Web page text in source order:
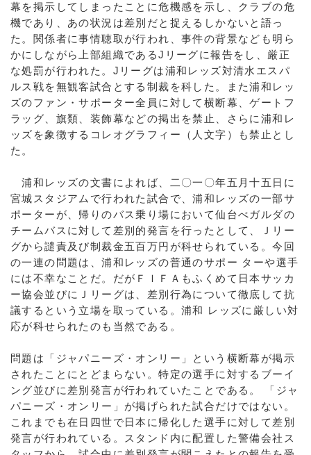
幕を掲示してしまったことに危機感を示し、クラブの危
機であり、あの状況は差別だと捉えるしかないと語っ
た。関係者に事情聴取が行われ、事件の背景なども明ら
かにしながら上部組織であるJリーグに報告をし、厳正
な処罰が行われた。Jリーグは浦和レッズ対清水エスパ
ルス戦を無観客試合とする制裁を科した。また浦和レッ
ズのファン・サポーター全員に対して横断幕、ゲートフ
ラッグ、旗類、装飾幕などの掲出を禁止、さらに浦和レ
ッズを象徴するコレオグラフィー（人文字）も禁止とし
た。
浦和レッズの文書によれば、二〇一〇年五月十五日に
宮城スタジアムで行われた試合で、浦和レッズの一部サ
ポーターが、帰りのバス乗り場において仙台べガルダの
チームバスに対して差別的発言を行ったとして、Ｊリー
グから譴責及び制裁金五百万円が科せられている。今回
の一連の問題は、浦和レッズの普通のサポー ターや選手
には不幸なことだ。だがＦＩＦＡもふくめて日本サッカ
ー協会並びにＪリーグは、差別行為について徹底して抗
議するという立場を取っている。浦和 レッズに厳しい対
応が科せられたのも当然である。
問題は「ジャパニーズ・オンリー」という横断幕が掲示
されたことにとどまらない。特定の選手に対するブーイ
ング並びに差別発言が行われていたことである。 「ジャ
パニーズ・オンリー」が掲げられた試合だけではない。
これまでも在日四世で日本に帰化した選手に対して差別
発言が行われている。スタンド内に配置した警備会社ス